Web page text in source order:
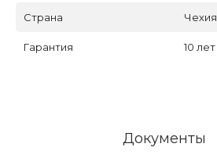
Страна Чехия
Гарантия 10 лет
Документы